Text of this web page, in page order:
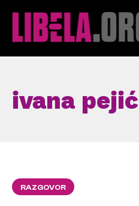
ivana pejić
RAZGOVOR